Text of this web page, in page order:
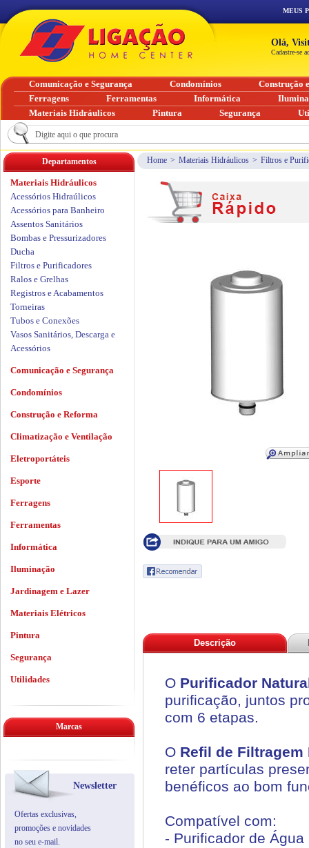
Home > Materiais Hidráulicos > Filtros e
Descrição
O Purificador
purificação, juntos
com 6 etapas.
O Refil de Filtragem
reter partículas
benéficos ao bom
Compatível com:
- Purificador de Água
Departamentos
Materiais Hidráulicos
Acessórios Hidraúlicos
Acessórios para Banheiro
Assentos Sanitários
Bombas e Pressurizadores
Ducha
Filtros e Purificadores
Ralos e Grelhas
Registros e Acabamentos
Torneiras
Tubos e Conexões
Vasos Sanitários, Descarga e
Acessórios
Comunicação e Segurança
Condomínios
Construção e Reforma
Climatização e Ventilação
Eletroportáteis
Esporte
Ferragens
Ferramentas
Informática
Iluminação
Jardinagem e Lazer
Materiais Elétricos
Pintura
Segurança
Utilidades
Marcas
Newsletter
Ofertas exclusivas,
promoções e novidades
no seu e-mail.
MEUS
Olá,
Cadastre-se
Comunicação e Segurança Condomínios
Construção
Ferragens
Ferramentas Informática
Materiais Hidráulicos
Pintura Segurança